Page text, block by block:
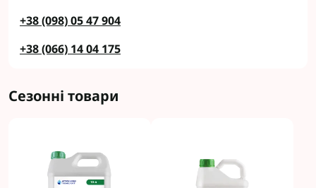
+38 (098) 05 47 904
+38 (066) 14 04 175
Сезонні товари